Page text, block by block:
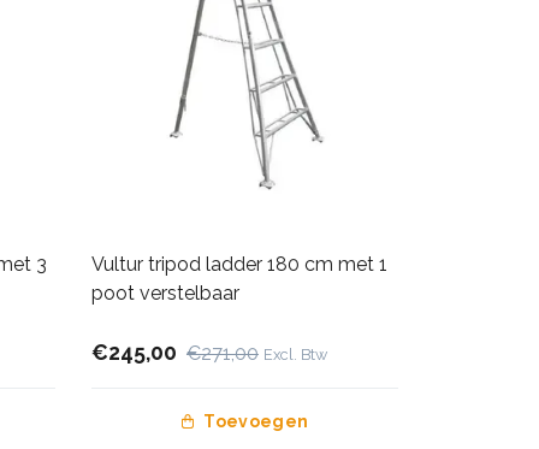
3
Vultur tripod ladder 180 cm met 1
poot verstelbaar
€245,00 €271,00 Excl. Btw
Toevoegen